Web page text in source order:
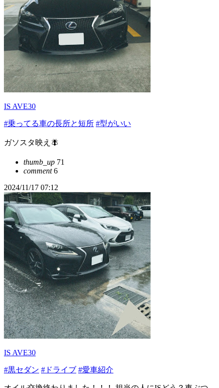
IS AVE30
#乗ってる車の長所と短所 #型がいい
ガソスタ映え🪰
thumb_up 71
comment6
2024/11/17 07:12
IS AVE30
#黒セダン #ドライブ #愛車紹介